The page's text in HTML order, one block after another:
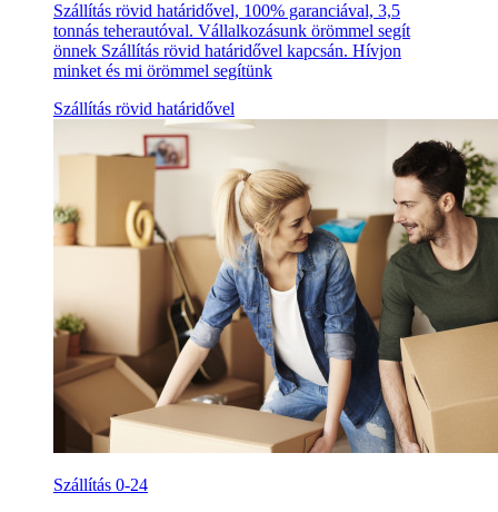
Szállítás rövid határidővel, 100% garanciával, 3,5
tonnás teherautóval. Vállalkozásunk örömmel segít
önnek Szállítás rövid határidővel kapcsán. Hívjon
minket és mi örömmel segítünk
Szállítás rövid határidővel
Szállítás 0-24